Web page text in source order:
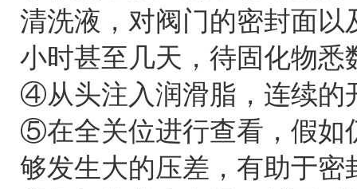
清洗液，对阀门的密封面
小时甚至几天，待固化物
④从头注入润滑脂，连续的
⑤在全关位进行查看，假如
够发生大的压差，有助于